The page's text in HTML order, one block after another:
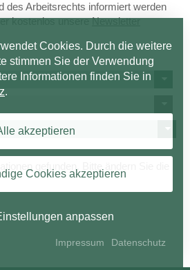
des Arbeitsrechts informiert werden
kostenlos unsereNewsletter
Cookies. Durch die weitere
stimmen Sie der Verwendung
Informationen finden Sie in
.
akzeptieren
Cookies akzeptieren
anpassen
Impressum Datenschutz